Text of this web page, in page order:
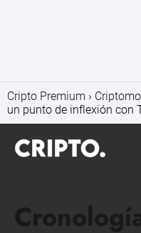
Cripto Premium
un punto de inflexión con